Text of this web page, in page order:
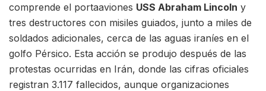
comprende el portaaviones USS Abraham Lincoln y
tres destructores con misiles guiados, junto a miles de
soldados adicionales, cerca de las aguas iraníes en el
golfo Pérsico. Esta acción se produjo después de las
protestas ocurridas en Irán, donde las cifras oficiales
registran 3.117 fallecidos, aunque organizaciones